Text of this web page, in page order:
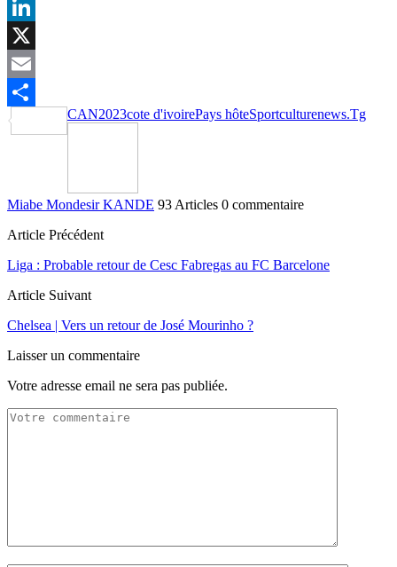
Facebook
LinkedIn
X
Email
Partager
CAN2023cote d'ivoirePays hôteSportculturenews.Tg
Miabe Mondesir KANDE 93 Articles 0 commentaire
Article Précédent
Liga : Probable retour de Cesc Fabregas au FC Barcelone
Article Suivant
Chelsea | Vers un retour de José Mourinho ?
Laisser un commentaire
Votre adresse email ne sera pas publiée.